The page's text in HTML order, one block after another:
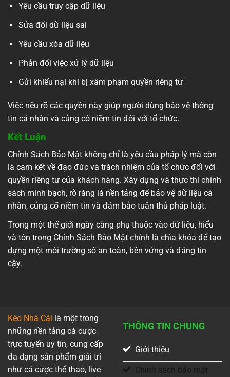
Yêu cầu truy cập dữ liệu
Sửa đổi dữ liệu sai
Yêu cầu xóa dữ liệu
Phản đối việc xử lý dữ liệu
Gửi khiếu nại khi bị xâm phạm quyền riêng tư
Việc nêu rõ các quyền này giúp người dùng bảo vệ thông
tin cá nhân và củng cố niềm tin đối với tổ chức.
Kết Luận
Chính Sách Bảo Mật không chỉ là yêu cầu pháp lý mà còn
là cam kết về đạo đức và trách nhiệm của tổ chức đối với
quyền riêng tư của khách hàng. Xây dựng và thực thi chính
sách minh bạch, rõ ràng là nền tảng để bảo vệ dữ liệu cá
nhân, củng cố niềm tin và đảm bảo tuân thủ pháp luật.
Trong một thế giới ngày càng phụ thuộc vào dữ liệu, hiểu
và tôn trọng Chính Sách Bảo Mật chính là chìa khóa để tạo
dựng một môi trường số an toàn, bền vững và đáng tin
cậy.
Kèo Nhà Cái là một trong
những nền tảng cá cược
trực tuyến uy tín, cung cấp
đa dạng sản phẩm giải trí
như cá cược thể thao, live
THÔNG TIN CHUNG
Giới thiệu
Chính sách bảo mật